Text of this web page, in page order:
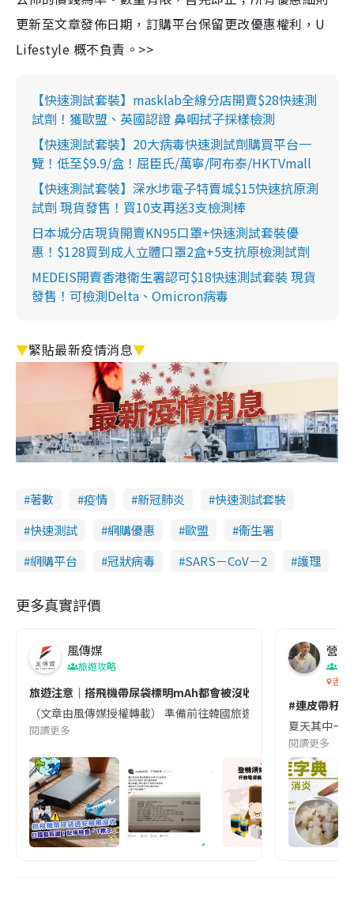
更新至文章發佈日期，訂購平台保留更改優惠權利，U
Lifestyle 概不負責。>>
【快速測試套裝】masklab全線分店開賣$28快速測
試劑！獲歐盟、英國認證 鼻咽拭子採樣檢測
【快速測試套裝】20大病毒快速測試劑購買平台一
覽！低至$9.9/盒！屈臣氏/萬寧/阿布泰/HKTVmall
【快速測試套裝】深水埗電子特賣城$15快速抗原測
試劑 現貨發售！買10支再送3支檢測棒
日本城分店現貨開賣KN95口罩+快速測試套裝優
惠！$128買到成人立體口罩2盒+5支抗原檢測試劑
MEDEIS開賣香港衛生署認可$18快速測試套裝 現貨
發售！可檢測Delta、Omicron病毒
▼緊貼最新疫情消息▼
著數 疫情 新冠肺炎
快速測試套裝
快速測試
網購優惠 歐盟
衞生署
網購平台
冠狀病毒 SARS－CoV－2 護理
更多真實評價
風傳媒
旅遊攻略
旅遊注意｜搭飛機帶尿袋標明mAh都會被沒收😱出發前切記檢查
（文章由風傳媒授權轉載） 準備前往韓國旅遊的民眾，近期要
閱讀更多
營養
香港
#連皮帶籽
夏天其中一
閱讀更多